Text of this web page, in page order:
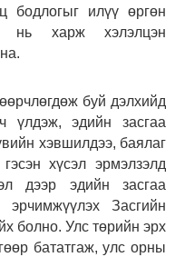
бодлогыг илүү өргөн
нь харж хэлэлцэн
буй дэлхийд
үлдэж, эдийн засгаа
хэвшилдээ, баялаг
хүсэл эрмэлзэлд
дээр эдийн засгаа
эрчимжүүлэх Засгийн
болно. Улс төрийн эрх
бататгаж, улс орны